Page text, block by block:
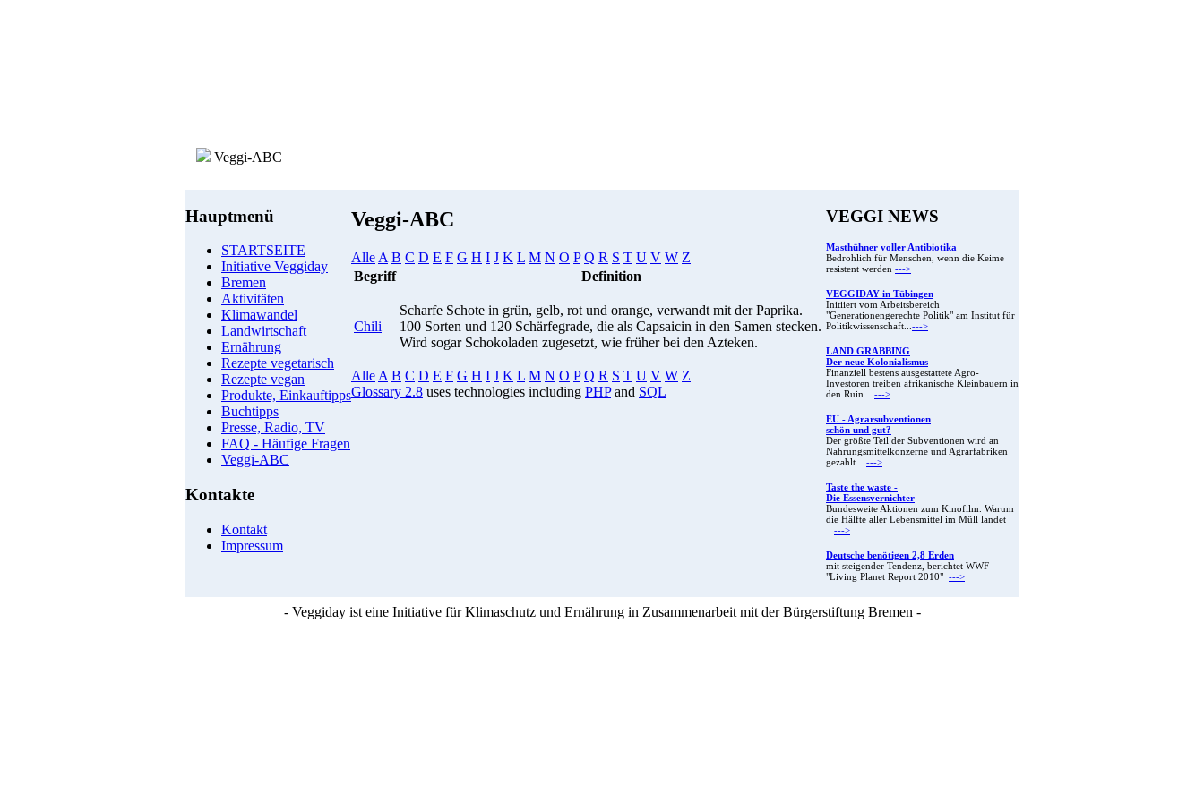
Veggi-ABC
Hauptmenü
STARTSEITE
Initiative Veggiday
Bremen
Aktivitäten
Klimawandel
Landwirtschaft
Ernährung
Rezepte vegetarisch
Rezepte vegan
Produkte, Einkauftipps
Buchtipps
Presse, Radio, TV
FAQ - Häufige Fragen
Veggi-ABC
Kontakte
Kontakt
Impressum
Veggi-ABC
Alle A B C D E F G H I J K L M N O P Q R S T U V W Z
Begriff
Definition
Chili
Scharfe Schote in grün, gelb, rot und orange, verwandt mit der Paprika.
100 Sorten und 120 Schärfegrade, die als Capsaicin in den Samen stecken.
Wird sogar Schokoladen zugesetzt, wie früher bei den Azteken.
Alle A B C D E F G H I J K L M N O P Q R S T U V W Z
Glossary 2.8 uses technologies including PHPand SQL
VEGGI NEWS
Masthühner voller Antibiotika
Bedrohlich für Menschen, wenn die Keime
resistent werden --->
VEGGIDAY in Tübingen
Initiiert vom Arbeitsbereich
"Generationengerechte Politik" am Institut für
Politikwissenschaft...--->
LAND GRABBING
Der neue Kolonialismus
Finanziell bestens ausgestattete Agro-
Investoren treiben afrikanische Kleinbauern in
den Ruin ...--->
EU - Agrarsubventionen
schön und gut?
Der größte Teil der Subventionen wird an
Nahrungsmittelkonzerne und Agrarfabriken
gezahlt ...--->
Taste the waste -
Die Essensvernichter
Bundesweite Aktionen zum Kinofilm. Warum
die Hälfte aller Lebensmittel im Müll landet
...--->
Deutsche benötigen 2,8 Erden
mit steigender Tendenz, berichtet WWF
"Living Planet Report 2010" --->
- Veggiday ist eine Initiative für Klimaschutz und Ernährung in Zusammenarbeit mit der Bürgerstiftung Bremen -